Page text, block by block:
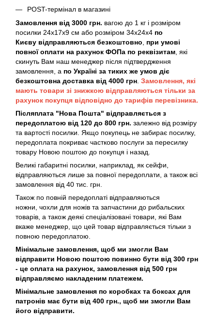
POST-термінал в магазині
Замовлення від 3000 грн. вагою до 1 кг і розміром
посилки 24х17х9 см або розміром 34х24х4 по
Києву відправляються безкоштовно, при умові
повної оплати на рахунок ФОПа по реквізитам, які
скинуть Вам наш менеджер після підтвердження
замовлення, а по Україні за тиких же умов діє
безкоштовна доставка від 4000 грн. Замовлення, які
мають товари зі знижкою відправляються тільки за
рахунок покупця відповідно до тарифів перевізника.
Післяплата "Нова Пошта" відправляється з
передоплатою від 120 до 800 грн. залежно від розміру
та вартості посилки. Якщо покупець не забирає посилку,
передоплата покриває частково послуги за пересилку
товару Новою поштою до покупця і назад.
Великі габаритні посилки, наприклад, як сейфи,
відправляються лише за повної передоплати, а також всі
замовлення від 40 тис. грн.
Також по повній передоплаті відправляються
ножни, чохли для ножів та запчастини до рибальских
товарів, а також деякі спеціалізовані товари, які Вам
вкаже менеджер, що цей товар відправляється тільки з
повною передоплатою.
Мінімальне замовлення, щоб ми змогли Вам
відправити Новою поштою повинно бути від 300 грн
- це оплата на рахунок, замовлення від 500 грн
відправляємо накладеним платежем.
Мінімальне замовлення по коробках та боксах для
патронів має бути від 400 грн., щоб ми змогли Вам
його відправити.